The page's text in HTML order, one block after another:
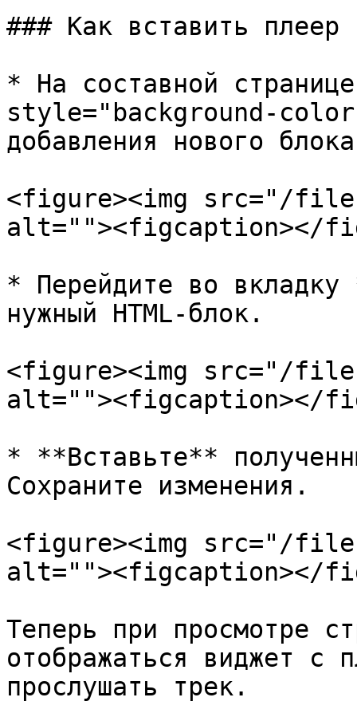
### Как вставить плеер
* На составной
style="background-
добавления нового
<figure><img src="/files/
alt=""><figcaption></
* Перейдите во
нужный HTML-блок.
<figure><img src="/files/
alt=""><figcaption></
* **Вставьте**
Сохраните изменения.
<figure><img src="/
alt=""><figcaption></
Теперь при просмотре
отображаться виджет с
прослушать трек.